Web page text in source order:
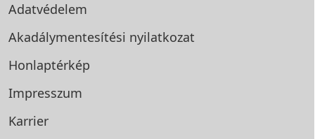
Adatvédelem
Akadálymentesítési nyilatkozat
Honlaptérkép
Impresszum
Karrier